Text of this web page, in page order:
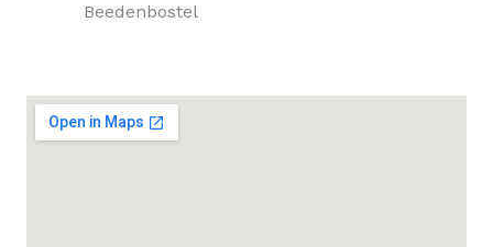
Beedenbostel